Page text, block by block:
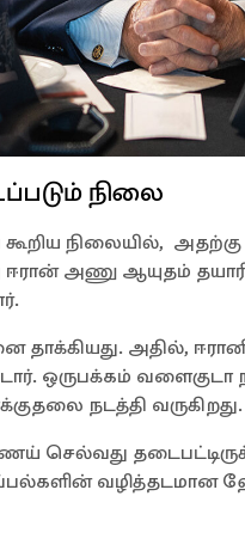
நிலை
நிலையில்,
ஈரான் அணு ஆயுதம்
தாக்கியது. அதில்,
ஒருபக்கம் வளைகுடா
நடத்தி வருகிறது.
வழித்தடமான